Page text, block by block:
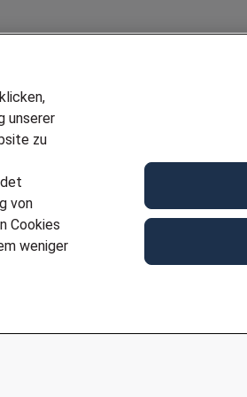
PARTNERSHIP WITH AIRBUS
unserer
zu
von
Cookies
weniger